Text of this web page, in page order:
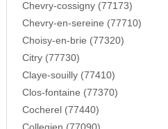
Chevry-cossigny (77173)
Chevry-en-sereine (77710)
Choisy-en-brie (77320)
Citry (77730)
Claye-souilly (77410)
Clos-fontaine (77370)
Cocherel (77440)